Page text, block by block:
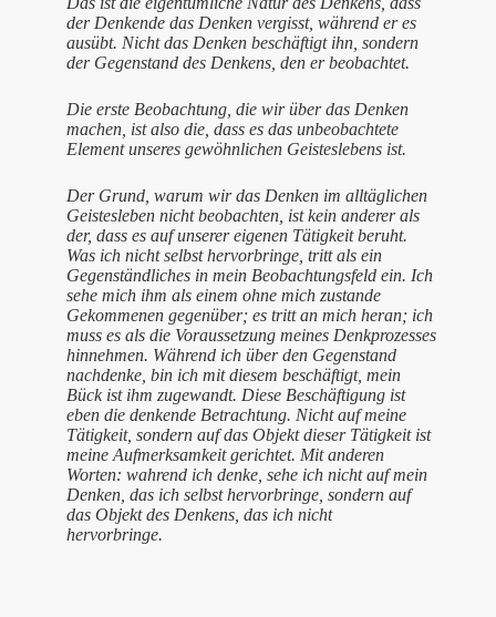
der Denkende das Denken vergisst, während er es
ausübt. Nicht das Denken beschäftigt ihn, sondern
der Gegenstand des Denkens, den er beobachtet.
Die erste Beobachtung, die wir über das Denken
machen, ist also die, dass es das unbeobachtete
Element unseres gewöhnlichen Geisteslebens ist.
Der Grund, warum wir das Denken im alltäglichen
Geistesleben nicht beobachten, ist kein anderer als
der, dass es auf unserer eigenen Tätigkeit beruht.
Was ich nicht selbst hervorbringe, tritt als ein
Gegenständliches in mein Beobachtungsfeld ein. Ich
sehe mich ihm als einem ohne mich zustande
Gekommenen gegenüber; es tritt an mich heran; ich
muss es als die Voraussetzung meines Denkprozesses
hinnehmen. Während ich über den Gegenstand
nachdenke, bin ich mit diesem beschäftigt, mein
Bück ist ihm zugewandt. Diese Beschäftigung ist
eben die denkende Betrachtung. Nicht auf meine
Tätigkeit, sondern auf das Objekt dieser Tätigkeit ist
meine Aufmerksamkeit gerichtet. Mit anderen
Worten: wahrend ich denke, sehe ich nicht auf mein
Denken, das ich selbst hervorbringe, sondern auf
das Objekt des Denkens, das ich nicht
hervorbringe.